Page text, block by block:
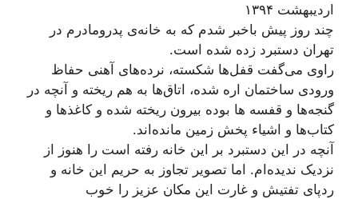
اردیبهشت ۱۳۹۴
چند روز پیش باخبر شدم که به خانه‌ی پدرومادرم در
تهران دستبرد زده شده است.
راوی می‌گفت قفل‌ها شکسته، نرده‌های آهنی حفاظ
ورودی ساختمان اره شده‌، اتاق‌ها به هم ریخته و آنچه در
گنجه‌ها و قفسه ها بوده بیرون ریخته شده و کاغذها و
کتاب‌ها و اشیاء پخش زمین مانده‌اند.
آنچه در این دستبرد بر این خانه رفته است را هنوز از
نزدیک ندیده‌ام. اما تصویر تجاوز به حریم این خانه و
ردپای تفتیش و غارت این مکان عزیز را خوب